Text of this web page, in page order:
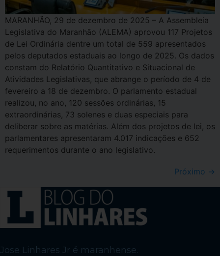
MARANHÃO, 29 de dezembro de 2025 – A Assembleia
Legislativa do Maranhão (ALEMA) aprovou 117 Projetos
de Lei Ordinária dentre um total de 559 apresentados
pelos deputados estaduais ao longo de 2025. Os dados
constam do Relatório Quantitativo e Situacional de
Atividades Legislativas, que abrange o período de 4 de
fevereiro a 18 de dezembro. O parlamento estadual
realizou, no ano, 120 sessões ordinárias, 15
extraordinárias, 73 solenes e duas especiais para
deliberar sobre as matérias. Além dos projetos de lei, os
parlamentares apresentaram 4.017 indicações e 652
requerimentos durante o ano legislativo.
Próximo →
Jose Linhares Jr é maranhense.